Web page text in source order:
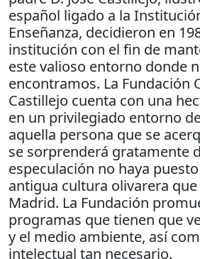
español ligado a la
Enseñanza, decidieron en
institución con el fin de
este valioso entorno donde
encontramos. La Fundación
Castillejo cuenta con una
en un privilegiado entorno
aquella persona que se
se sorprenderá gratamente
especulación no haya
antigua cultura olivarera
Madrid. La Fundación
programas que tienen que
y el medio ambiente, así
intelectual tan necesario.